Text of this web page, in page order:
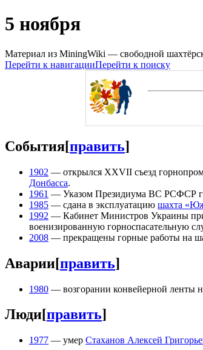
5 ноября
Материал из MiningWiki — свободной
Перейти к навигацииПерейти к поиску
События[править]
1902 — открылся XXVII съезд
Донбасса.
1961 — Указом Президиума ВС РСФСР
1985 — сдана в эксплуатацию шахта
1992 — Кабинет Министров Украины
военизированную горноспасательную
2008 — прекращены горные работы на
Аварии[править]
1980 — возгорании конвейерной ленты
Люди[править]
1977 — умер Стаханов Алексей